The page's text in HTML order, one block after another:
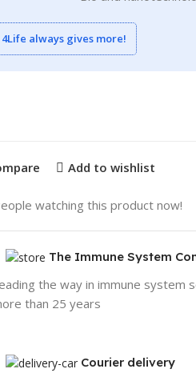
4Life always gives more!
Add to wishlist
watching this product now!
The Immune System
the way in immune system
than 25 years
Courier delivery